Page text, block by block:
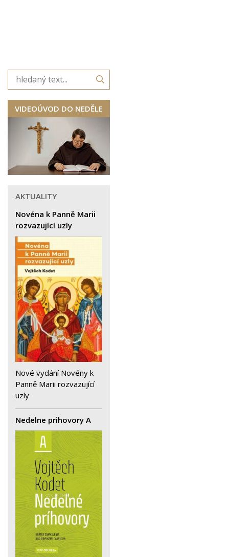
VIDEOÚVOD DO NEDĚLE
AKTUALITY
Novéna k Panně Marii
rozvazující uzly
Nové vydání Novény k
Panně Marii rozvazující
uzly
Nedelne prihovory A